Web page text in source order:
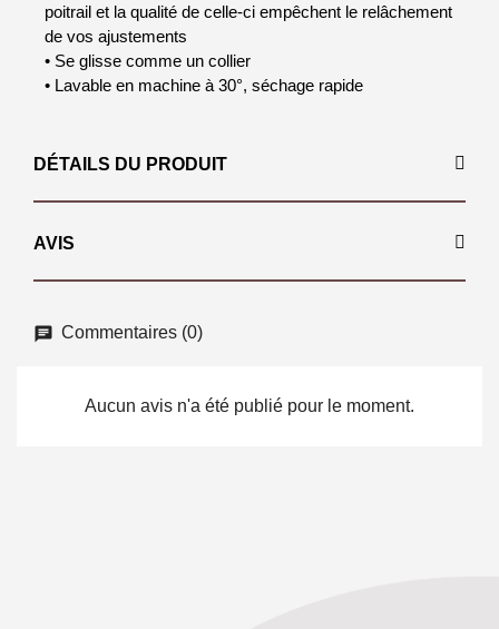
poitrail et la qualité de celle-ci empêchent le relâchement
de vos ajustements
• Se glisse comme un collier
• Lavable en machine à 30°, séchage rapide
DÉTAILS DU PRODUIT
AVIS
Commentaires (0)
Aucun avis n'a été publié pour le moment.